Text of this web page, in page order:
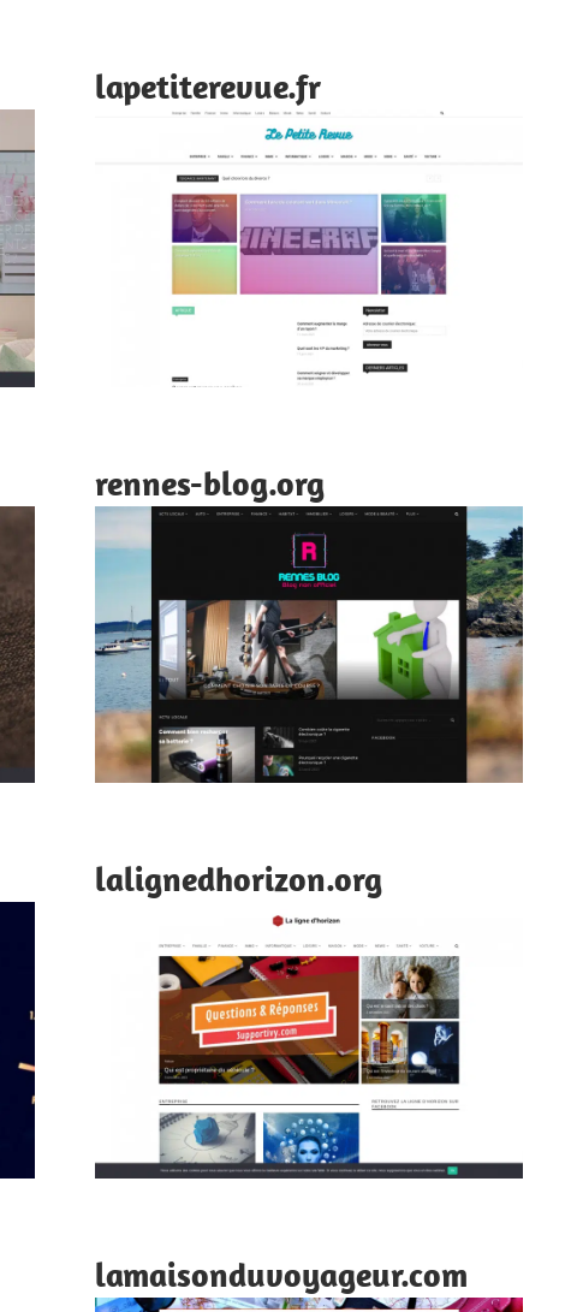
lapetiterevue.fr
rennes-blog.org
lalignedhorizon.org
lamaisonduvoyageur.com